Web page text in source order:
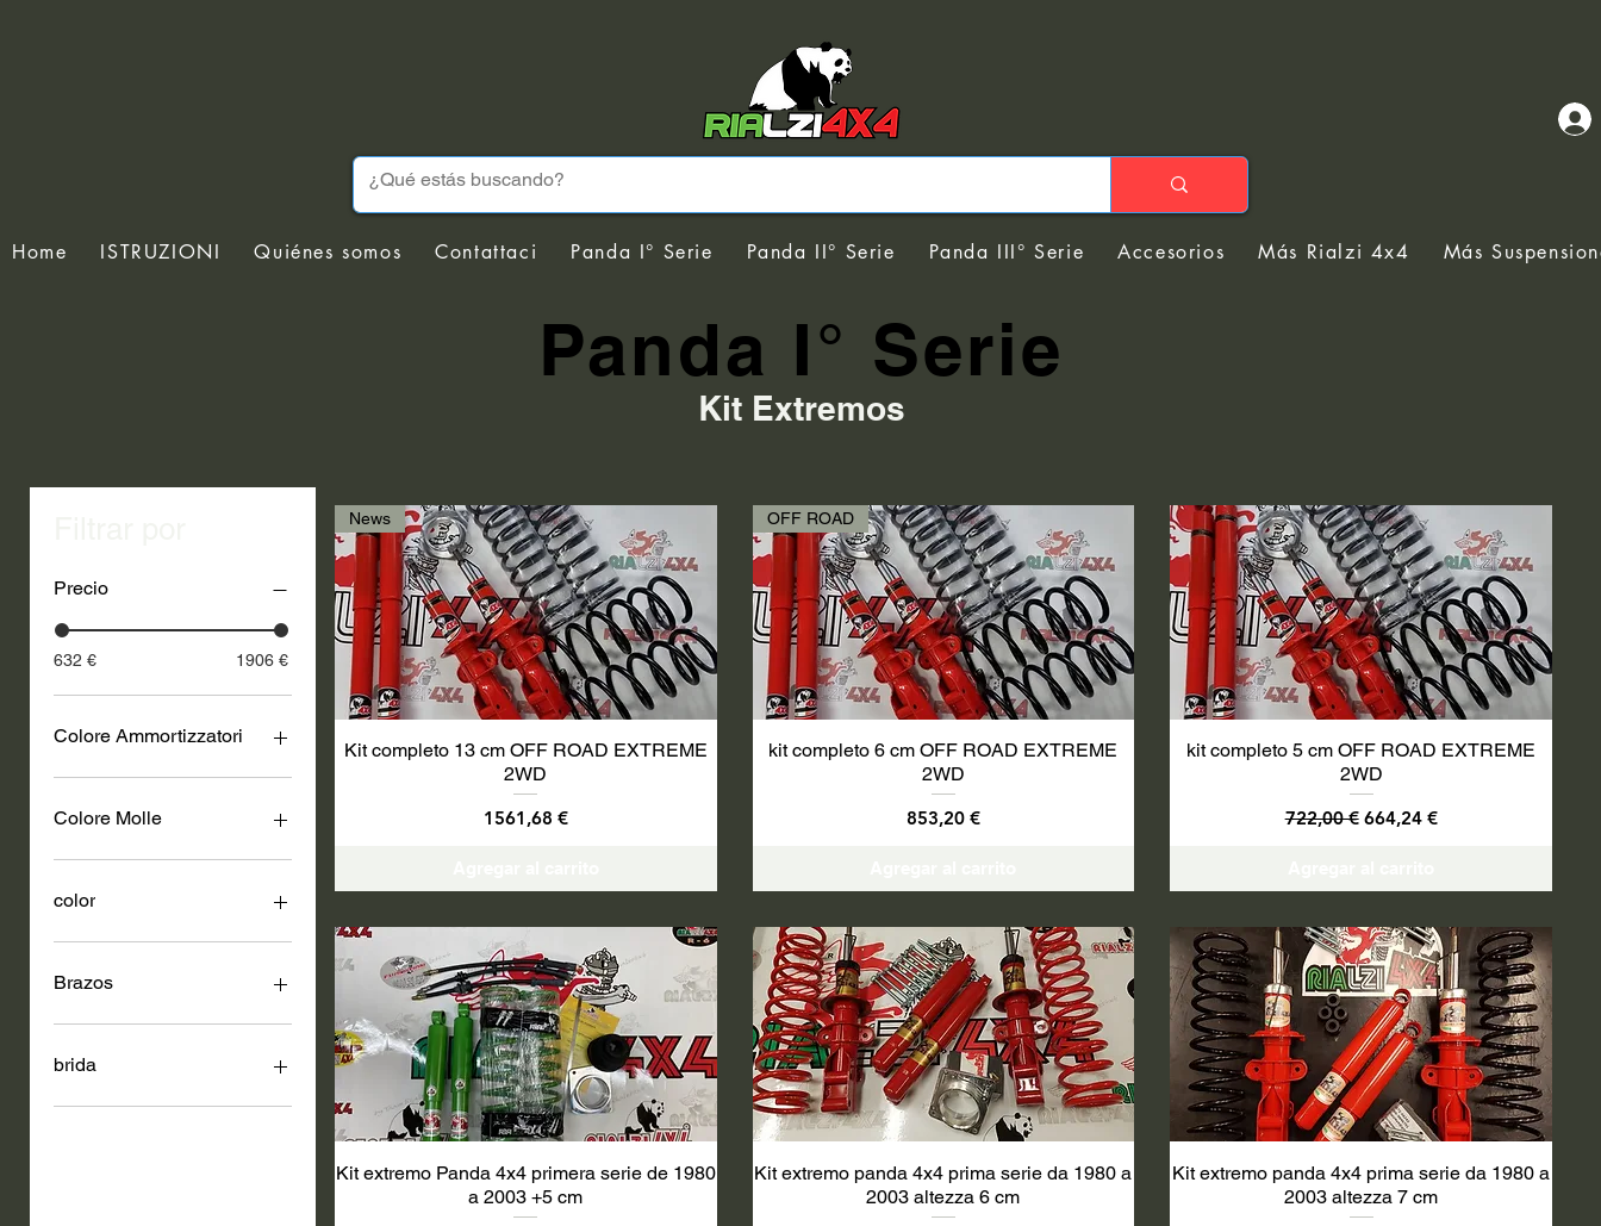
Home ISTRUZIONI Quiénes somos Contattaci Panda I° Serie Panda II° Serie Panda III° Serie Accesorios Más Rialzi 4x4 Más
Panda I° Serie
Kit Extremos
Precio
632 € 1906 €
Colore Ammortizzatori
Colore Molle
color
Brazos
Con brazos
Sin brazos
brida
con brida
News
Kit completo 13 cm OFF ROAD EXTREME
2WD
Precio
1561,68 €
OFF ROAD
kit completo 6 cm OFF ROAD EXTREME
2WD
Precio
853,20 €
kit completo 5 cm OFF ROAD EXTREME
2WD
Precio
722,00 € Precio de oferta
664,24 €
Kit extremo Panda 4x4 primera serie de 1980
a 2003 +5 cm
Kit extremo panda 4x4 prima serie da 1980 a
2003 altezza 6 cm
Kit extremo panda 4x4 prima serie da 1980 a
2003 altezza 7 cm